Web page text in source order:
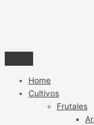
Home
Cultivos
Frutales